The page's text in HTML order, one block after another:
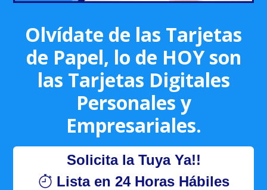
Olvídate de las Tarjetas
de Papel, lo de HOY son
las Tarjetas Digitales
Personales y
Empresariales.
Solicita la Tuya Ya!!
Lista en 24 Horas Hábiles